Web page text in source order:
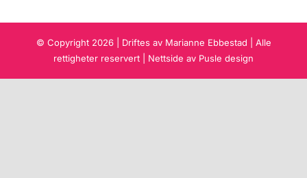
© Copyright 2026 | Driftes av Marianne Ebbestad | Alle
rettigheter reservert | Nettside av Pusle design